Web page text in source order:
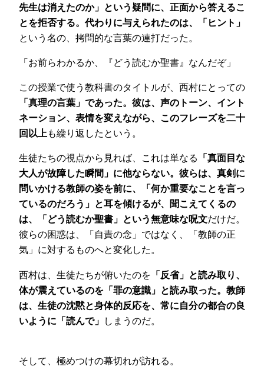
先生は消えたのか」という疑問に、正面から答えるこ
とを拒否する。代わりに与えられたのは、「ヒント」
という名の、拷問的な言葉の連打だった。
「お前らわかるか、『どう読むか聖書』なんだぞ」
この授業で使う教科書のタイトルが、西村にとっての
「真理の言葉」であった。彼は、声のトーン、イント
ネーション、表情を変えながら、このフレーズを二十
回以上も繰り返したという。
生徒たちの視点から見れば、これは単なる 「真面目な
大人が故障した瞬間」に他ならない。彼らは、真剣に
問いかける教師の姿を前に、「何か重要なことを言っ
ているのだろう」と耳を傾けるが、聞こえてくるの
は、「どう読むか聖書」という無意味な呪文だけだ。
彼らの困惑は、「自責の念」ではなく、「教師の正
気」に対するものへと変化した。
西村は、生徒たちが俯いたのを 「反省」と読み取り、
体が震えているのを「罪の意識」と読み取った。教師
は、生徒の沈黙と身体的反応を、常に自分の都合の良
いように「読んで」 しまうのだ。
そして、極めつけの幕切れが訪れる。